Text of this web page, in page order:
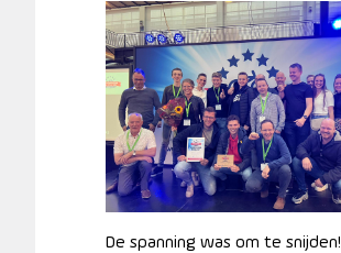
De spanning was om te snijden!